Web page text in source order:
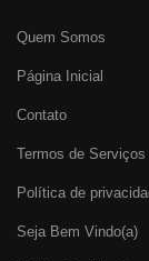
computação,
complexa e
Quem Somos
Página Inicial
Contato
Termos de Serviços
Política de
Seja Bem Vindo(a)